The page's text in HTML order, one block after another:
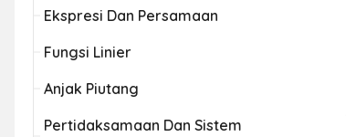
Ekspresi Dan Persamaan
Fungsi Linier
Anjak Piutang
Pertidaksamaan Dan Sistem